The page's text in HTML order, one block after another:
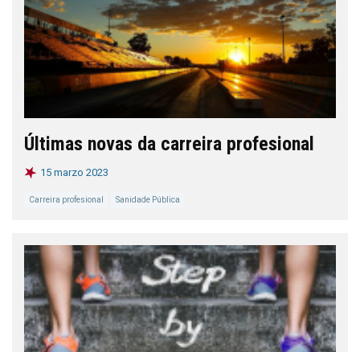
Últimas novas da carreira profesional
15 marzo 2023
Carreira profesional Sanidade Pública